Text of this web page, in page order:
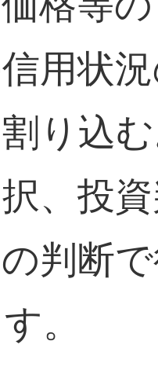
用状
り込
、投
判断
。